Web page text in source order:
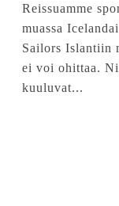
Reissuamme
muassa
Sailors Islantiin
ei voi ohittaa.
kuuluvat...